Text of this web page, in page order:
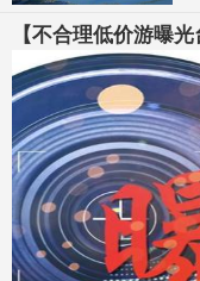
【不合理低价游曝
往返机票？警惕低